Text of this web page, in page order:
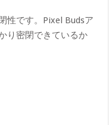
性です。Pixel Budsア
り密閉できているか